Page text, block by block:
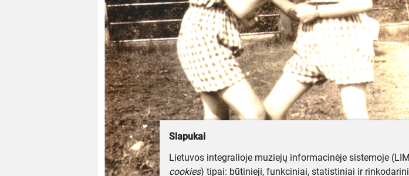
Slapukai
Lietuvos integralioje muziejų informacinėje sistemoje
cookies) tipai: būtinieji, funkciniai, statistiniai ir